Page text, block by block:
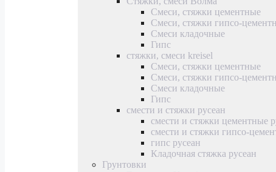
Смеси, стяжки цементные
Смеси, стяжки гипсо-
Смеси кладочные
Гипс
стяжки, смеси kreisel
Смеси, стяжки цементные
Смеси, стяжки гипсо-
Смеси кладочные
Гипс
смести и стяжки русеан
смести и стяжки цементные
смести и стяжки гипсо-
гипс русеан
Кладочная стяжка русеан
Грунтовки